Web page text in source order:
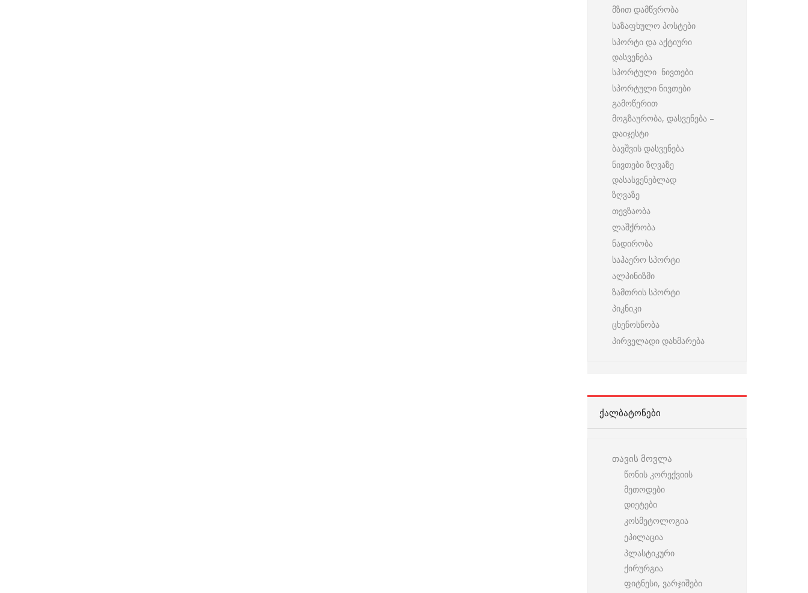
მზით დამწვრობა
საზაფხულო პოსტები
სპორტი და აქტიური
დასვენება
სპორტული ნივთები
სპორტული ნივთები
გამოწერით
მოგზაურობა, დასვენება –
დაიჯესტი
ბავშვის დასვენება
ნივთები ზღვაზე
დასასვენებლად
ზღვაზე
თევზაობა
ლაშქრობა
ნადირობა
საჰაერო სპორტი
ალპინიზმი
ზამთრის სპორტი
პიკნიკი
ცხენოსნობა
პირველადი დახმარება
ᲥᲐᲚᲑᲐᲢᲝᲜᲔᲑᲘ
თავის მოვლა
წონის კორექვიის
მეთოდები
დიეტები
კოსმეტოლოგია
ეპილაცია
პლასტიკური
ქირურგია
ფიტნესი, ვარჯიშები